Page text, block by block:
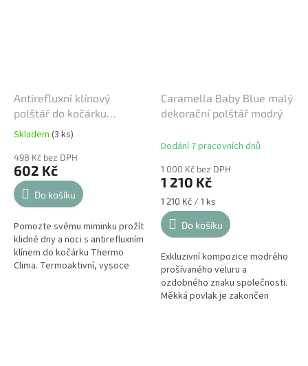
Antirefluxní klínový
polštář do kočárku
Italbaby - Thermo Clima
Průměrné
produktu
je
5,0
z
hvězdiček.
Skladem (3 ks)
498 Kč bez DPH
602 Kč
Do košíku
Pomozte svému miminku prožít
klidné dny a noci s antirefluxním
klínem do kočárku Thermo
Clima. Termoaktivní, vysoce
Caramella Baby Blue malý
dekorační polštář modrý
Dodání 7 pracovních dnů
1 000 Kč bez DPH
1 210 Kč
Měrná
cena:
1 210 Kč / 1 ks
Do košíku
Exkluzivní kompozice modrého
prošívaného veluru a
ozdobného znaku společnosti.
Měkká povlak je zakončen